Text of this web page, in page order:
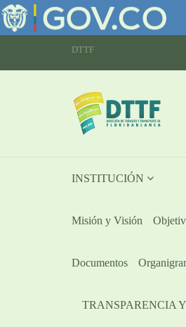
DTTF
INSTITUCIÓN
Misión y Visión
Documentos
TRANSPARENCIA